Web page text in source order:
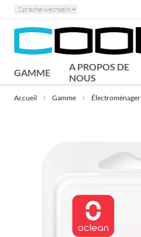
Sprache wechseln
GAMME
A PROPOS DE
NOUS
Accueil Gamme Électroménager